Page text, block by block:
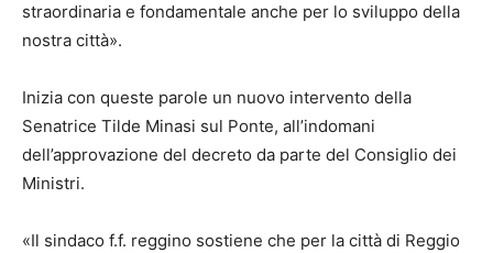
straordinaria e fondamentale anche per lo sviluppo della
nostra città».
Inizia con queste parole un nuovo intervento della
Senatrice Tilde Minasi sul Ponte, all’indomani
dell’approvazione del decreto da parte del Consiglio dei
Ministri.
«Il sindaco f.f. reggino sostiene che per la città di Reggio